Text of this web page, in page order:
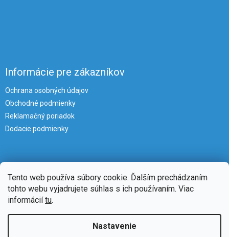
Tento web používa súbory cookie. Ďalším prechádzaním
tohto webu vyjadrujete súhlas s ich používaním. Viac
informáciítu.
Nastavenie
Informácie pre zákazníkov
Ochrana osobných údajov
Obchodné podmienky
Reklamačný poriadok
Dodacie podmienky